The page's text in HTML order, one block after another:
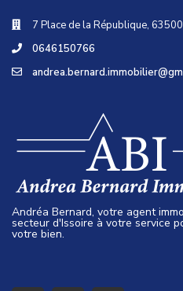
7 Place de la République,
0646150766
Andréa Bernard, votre agent
secteur d'Issoire à votre service
votre bien.